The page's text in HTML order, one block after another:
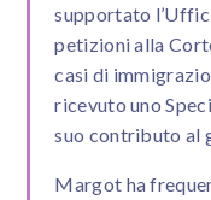
supportato
petizioni alla
casi di
ricevuto uno
suo contributo al
Margot ha